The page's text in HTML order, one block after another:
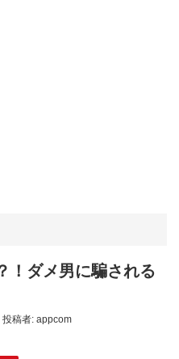
！ダメ男に騙される
投稿者: appcom